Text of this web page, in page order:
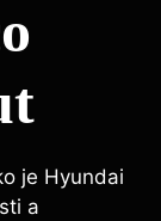
je Hyundai
a